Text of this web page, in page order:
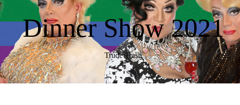
Dinner Show 2021
Trude Trash